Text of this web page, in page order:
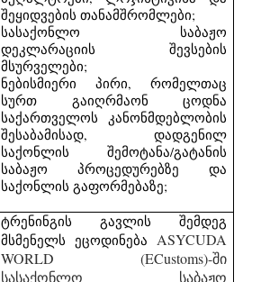
შეყიდვების თანამშრომლები;
სასაქონლო საბაჟო
დეკლარაციის შევსების
მსურველები;
ნებისმიერი პირი, რომელთაც
სურთ გაიღრმაონ ცოდნა
საქართველოს კანონმდებლობის
შესაბამისად, დადგენილ
საქონლის შემოტანა/გატანის
საბაჟო პროცედურებზე და
საქონლის გაფორმებაზე;
ტრენინგის გავლის შემდეგ
მსმენელს ეცოდინება ASYCUDA
WORLD (ECustoms)-ში
სასაქონლო საბაჟო